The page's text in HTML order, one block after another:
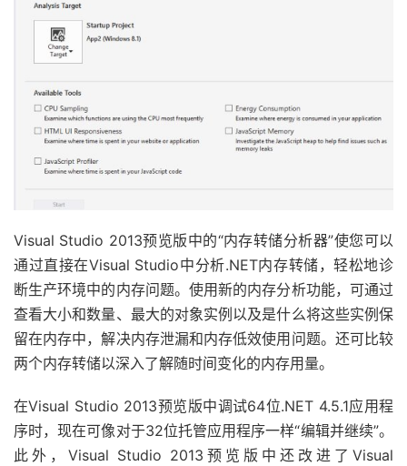
Visual Studio 2013预览版中的“内存转储分析器”使您可以
通过直接在Visual Studio中分析.NET内存转储，轻松地诊
断生产环境中的内存问题。使用新的内存分析功能，可通过
查看大小和数量、最大的对象实例以及是什么将这些实例保
留在内存中，解决内存泄漏和内存低效使用问题。还可比较
两个内存转储以深入了解随时间变化的内存用量。
在Visual Studio 2013预览版中调试64位.NET 4.5.1应用程
序时，现在可像对于32位托管应用程序一样“编辑并继续”。
此外，Visual Studio 2013预览版中还改进了Visual